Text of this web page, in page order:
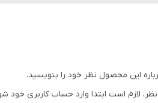
این محصول نظر خود را بنویسید.
لازم است ابتدا وارد حساب کاربری خود